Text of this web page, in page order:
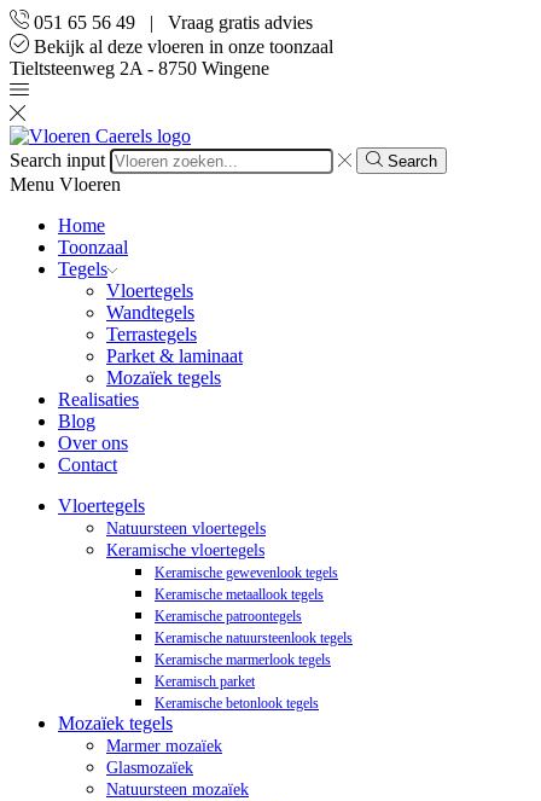
051 65 56 49 | Vraag gratis advies
Bekijk al deze vloeren in onze toonzaal
Tieltsteenweg 2A - 8750 Wingene
Search input Search
Menu Vloeren
Home
Toonzaal
Tegels
Vloertegels
Wandtegels
Terrastegels
Parket & laminaat
Mozaïek tegels
Realisaties
Blog
Over ons
Contact
Vloertegels
Natuursteen vloertegels
Keramische vloertegels
Keramische gewevenlook tegels
Keramische metaallook tegels
Keramische patroontegels
Keramische natuursteenlook tegels
Keramische marmerlook tegels
Keramisch parket
Keramische betonlook tegels
Mozaïek tegels
Marmer mozaïek
Glasmozaïek
Natuursteen mozaïek